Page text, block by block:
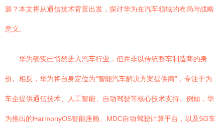
源？本文将从通信技术背景出发，探讨华为在汽车领域的布局与战略
意义。
华为确实已悄然进入汽车行业，但并非以传统整车制造商的身
份。相反，华为将自身定位为“智能汽车解决方案提供商”，专注于为
车企提供通信技术、人工智能、自动驾驶等核心技术支持。例如，华
为推出的HarmonyOS智能座舱、MDC自动驾驶计算平台，以及5G车